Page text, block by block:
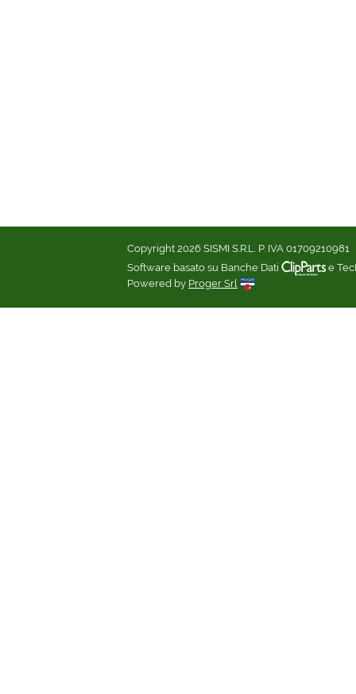
Copyright 2026 SISMI S.R.L. P. IVA 01709210981
Software basato su Banche Dati
e
Powered by Proger Srl